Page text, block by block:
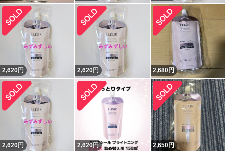
2,620円 2,620円 2,680円
2,620円 2,620円 2,650円